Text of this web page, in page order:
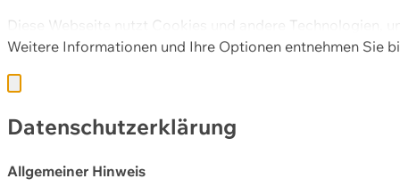
Diese Webseite nutzt Cookies und andere Technologien,
Weitere Informationen und Ihre Optionen entnehmen Sie
Datenschutzerklärung
Allgemeiner Hinweis